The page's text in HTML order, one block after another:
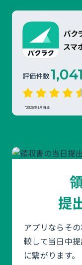
提
アプリならそ
較して当日中
に繋がります。